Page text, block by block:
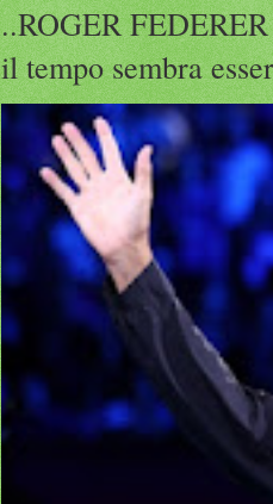
..ROGER
il tempo sembra